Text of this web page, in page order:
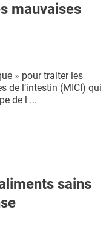
mauvaises
» pour traiter les
de l’intestin (MICI) qui
de l ...
sains